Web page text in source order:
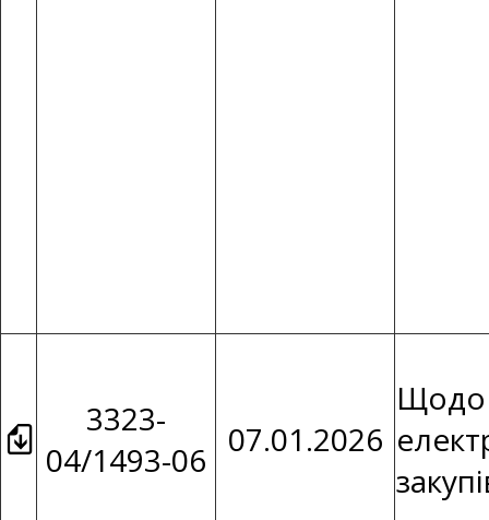
3323-
04/1493-06 07.01.2026
Щодо